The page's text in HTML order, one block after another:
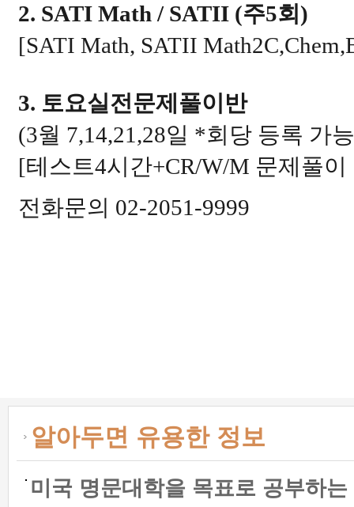
2. SATI Math / SATII (주5회 )
[SATI Math, SATII
3. 토요실전문제풀이반
(3월 7,14,21,28일 *회당 등록 가능
[테스트4시간+CR/W/M 문제풀이
전화문의 02-2051-9999
알아두면 유용한 정보
미국 명문대학을 목표로 공부하